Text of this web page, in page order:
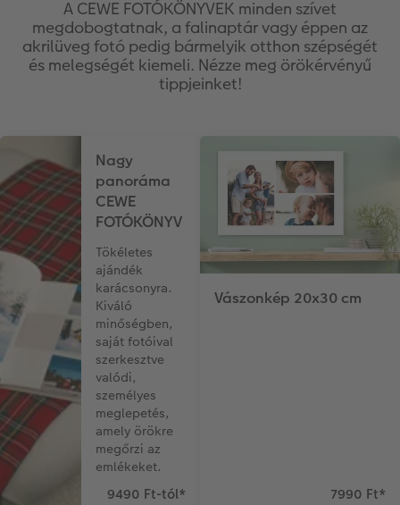
Vásárlói mintakönyvek
Így működik
Art Collection CEWE FOTÓKÖNYV
Kiegészítők
CEWE myPhotos
Matt Prints
Képméretek
Art Prints
Fotókidolgozás normál
Fényképtároló dobozok
Fotócsomagok
Fotómatrica
Azonnali fotókidolgozás
Matrica nyomtatás azonnal
Kiegészítők
Direkt nyomtatású alufotó
Galériafotó
Esküvői köszöntő tábla
Poszterléc
Hexxas
Fafotó
Többrészes fali dekoráció
Fotókollázsok
Fotószalag
XXL Retró fotó
Üdvözlőkártyák
Kiskedvencek világa
Fényképes ajándékdobozok
Textíliák
Art Prints
Fényképes naptárak
CEWE FOTÓKÖNYV Kids
CEWE myPhotos
Kiegészítők
CEWE myPhotos
CEWE PHOTO AWARD FOTÓPÁLYÁZAT
Fotózási tippek és trükkök
Híreink
CEWE sztorik
Egyedi ajándékötletek
Ajándékötletek szeretteinek
Utazás
Esküvő
CEWE myPhotos
A CEWE FOTÓKÖNYVEK minden szívet
megdobogtatnak, a falinaptár vagy éppen az
akrilüveg fotó pedig bármelyik otthon szépségét
és melegségét kiemeli. Nézze meg örökérvényű
tippjeinket!
Nagy
panoráma
CEWE
FOTÓKÖNYV
Tökéletes
ajándék
karácsonyra.
Kiváló
minőségben,
saját fotóival
szerkesztve
valódi,
személyes
meglepetés,
amely örökre
megőrzi az
emlékeket.
9490 Ft-tól*
Vászonkép 20x30 cm
7990 Ft*